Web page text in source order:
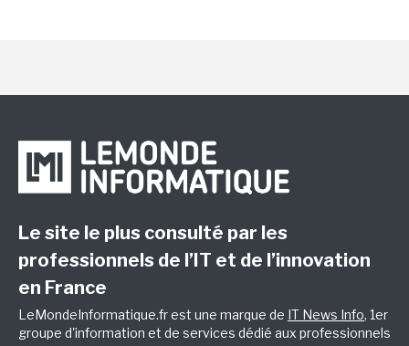
Le site le plus consulté par les
professionnels de l’IT et de l’innovation
en France
LeMondeInformatique.fr est une marque de IT News Info, 1er
groupe d'information et de services dédié aux professionnels